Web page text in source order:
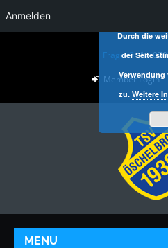
Fragen?
Member Login
MENU
Anmelden
Durch die
der Seite
Verwendung
zu. Weitere